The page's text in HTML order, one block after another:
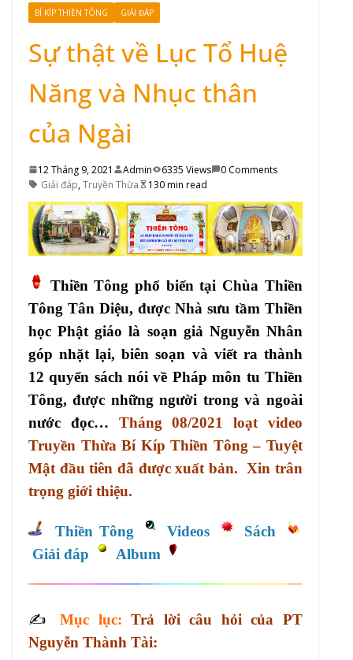
BÍ KÍP THIỀN TÔNG GIẢI ĐÁP
Sự thật về Lục Tổ Huệ
Năng và Nhục thân
của Ngài
12 Tháng 9, 2021 Admin 6335 Views
0 Comments
Giải đáp,Truyền Thừa 130 min read
Thiền Tông phổ biến tại Chùa Thiền
Tông Tân Diệu, được Nhà sưu tầm Thiền
học Phật giáo là soạn giả Nguyễn Nhân
góp nhặt lại, biên soạn và viết ra thành
12 quyển sách nói về Pháp môn tu Thiền
Tông, được những người trong và ngoài
nước đọc… Tháng 08/2021 loạt video
Truyền Thừa Bí Kíp Thiền Tông – Tuyệt
Mật đầu tiên đã được xuất bản. Xin trân
trọng giới thiệu.
Thiền Tông Videos
Sách
Giải đáp
Album
✍️ Mục lục: Trả lời câu hỏi của PT
Nguyễn Thành Tài: